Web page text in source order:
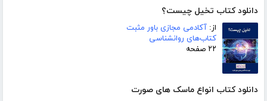
دانلود کتاب تخیل چیست؟
از: آکادمی مجازی باور مثبت
کتاب‌های روانشناسی
۲۲ صفحه
دانلود کتاب انواع ماسک های صورت